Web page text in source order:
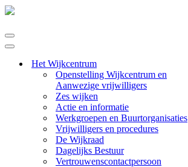
Navigatie
Menu
Navigatie
Het Wijkcentrum
Openstelling Wijkcentrum en
Aanwezige vrijwilligers
Zes wijken
Actie en informatie
Werkgroepen en Buurtorganisaties
Vrijwilligers en procedures
De Wijkraad
Dagelijks Bestuur
Vertrouwenscontactpersoon